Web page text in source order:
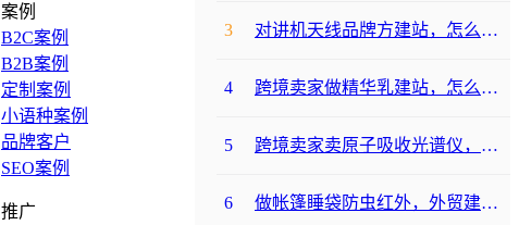
3 对讲机天线品牌方建站，怎么降低成本啊？
4 跨境卖家做精华乳建站，怎么选合适提升转化？
5 跨境卖家卖原子吸收光谱仪，选哪个建站平台合适？
6 做帐篷睡袋防虫红外，外贸建站平台哪个合适？
案例
B2C案例
B2B案例
定制案例
小语种案例
品牌客户
SEO案例
推广